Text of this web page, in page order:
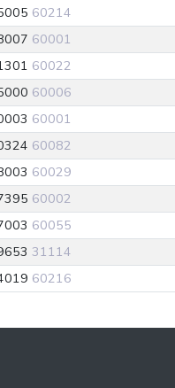
60214
60001
60022
60006
60001
60082
60029
60002
60055
31114
60216